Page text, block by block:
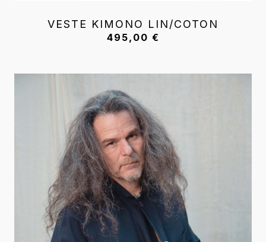
VESTE KIMONO LIN/COTON
495,00 €